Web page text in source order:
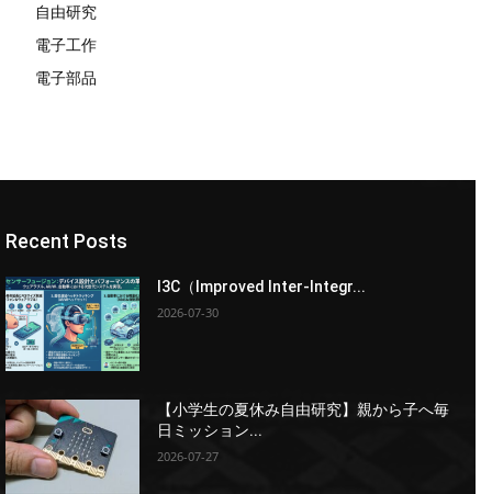
自由研究
電子工作
電子部品
Recent Posts
I3C（Improved Inter-Integr...
2026-07-30
【小学生の夏休み自由研究】親から子へ毎
日ミッション...
2026-07-27